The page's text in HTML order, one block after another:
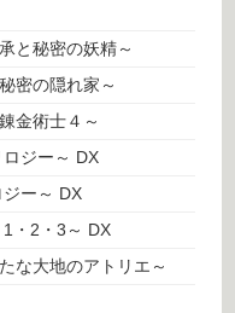
と秘密の妖精～
密の隠れ家～
金術士４～
ジー～ DX
ー～ DX
・2・3～ DX
な大地のアトリエ～